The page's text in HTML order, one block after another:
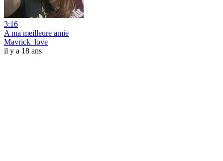
3:16
A ma meilleure amie
Mavrick_love
il y a 18 ans